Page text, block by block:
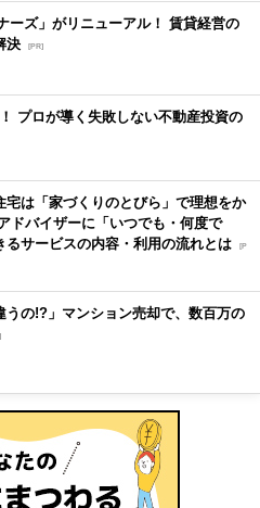
ーズ」がリニューアル！ 賃貸経営の
決 [PR]
プロが導く失敗しない不動産投資の
宅は「家づくりのとびら」で理想をか
ドバイザーに「いつでも・何度で
るサービスの内容・利用の流れとは [P
うの!?」マンション売却で、数百万の